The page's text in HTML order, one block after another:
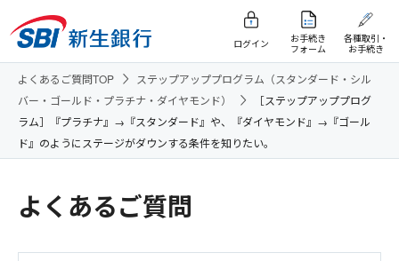
ログイン
お手続き
フォーム
各種取引・
お手続き
よくあるご質問TOP
ステップアッププログラム（スタンダード・シル
バー・ゴールド・プラチナ・ダイヤモンド）
［ステップアッププログ
ラム］『プラチナ』→『スタンダード』や、『ダイヤモンド』→『ゴール
ド』のようにステージがダウンする条件を知りたい。
よくあるご質問